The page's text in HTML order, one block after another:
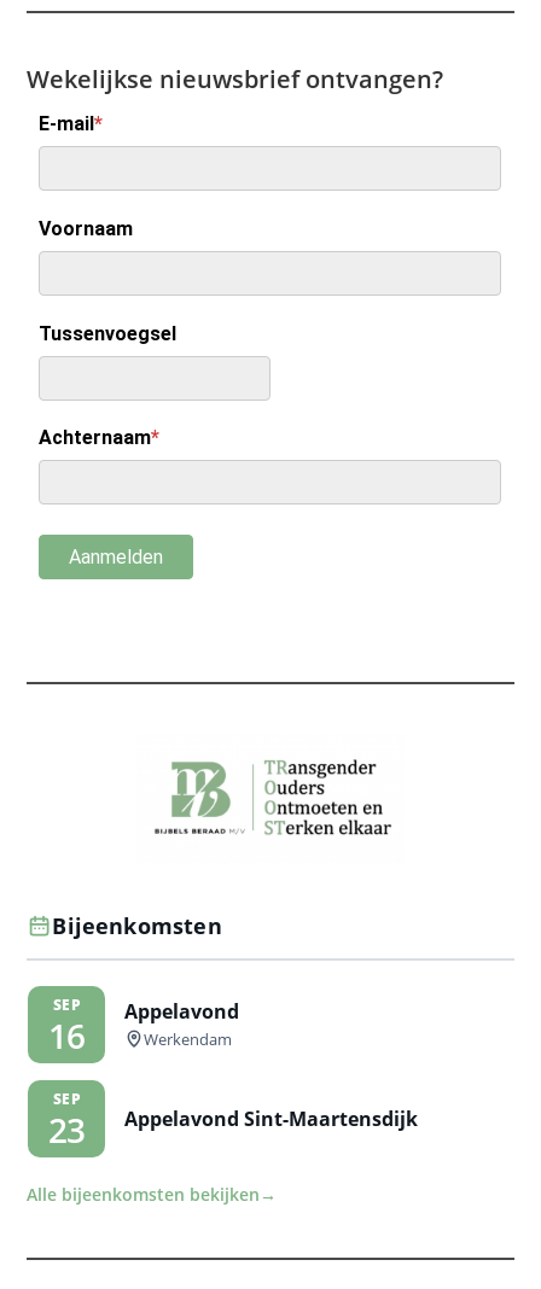
Wekelijkse nieuwsbrief ontvangen?
Bijeenkomsten
SEP
16
Appelavond
Werkendam
SEP
23 Appelavond Sint-Maartensdijk
Alle bijeenkomsten bekijken →